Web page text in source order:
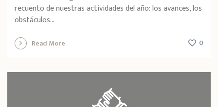
recuento de nuestras actividades del año: los avances, los
obstáculos...
Read More 0